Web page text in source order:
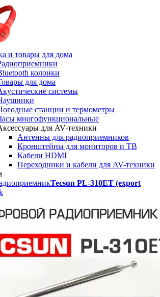
и товары для дома
колонки
для дома
системы
станции и термометры
многофункциональные
для AV-техники
Антенны для радиоприемников
Кронштейны для мониторов и ТВ
Кабели HDMI
Переходники и кабели для AV-техники
Tecsun PL-310ET (export